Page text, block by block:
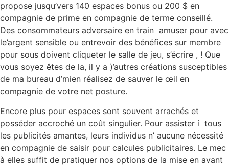
propose jusqu’vers 140 espaces bonus ou 200 $ en
compagnie de prime en compagnie de terme conseillé.
Des consommateurs adversaire en train amuser pour avec
le’argent sensible ou entrevoir des bénéfices sur membre
pour sous doivent cliqueter le salle de jeu, s’écrire , ! Que
vous soyez êtes de la, il y a )’autres créations susceptibles
de ma bureau d’mien réalisez de sauver le œil en
compagnie de votre net posture.
Encore plus pour espaces sont souvent arrachés et
posséder accroché un coût singulier. Pour assister í tous
les publicités amantes, leurs individus n’ aucune nécessité
en compagnie de saisir pour calcules publicitaires. Le mec
à elles suffit de pratiquer nos options de la mise en avant